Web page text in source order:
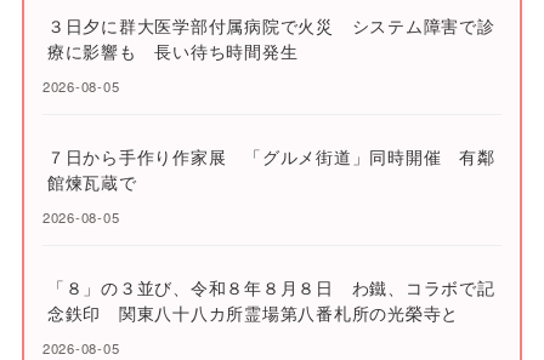
３日夕に群大医学部付属病院で火災 システム障害で診
療に影響も 長い待ち時間発生
2026-08-05
７日から手作り作家展 「グルメ街道」同時開催 有鄰
館煉瓦蔵で
2026-08-05
「８」の３並び、令和８年８月８日 わ鐵、コラボで記
念鉄印 関東八十八カ所霊場第八番札所の光榮寺と
2026-08-05